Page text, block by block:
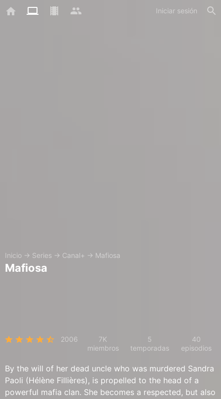
Iniciar sesión
Inicio → Series → Canal+ → Mafiosa
Mafiosa
2006
7K
miembros
5
temporadas
40
episodios
By the will of her dead uncle who was murdered Sandra
Paoli (Hélène Fillières), is propelled to the head of a
powerful mafia clan. She becomes a respected, but also